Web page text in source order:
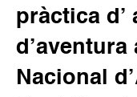
pràctica
d’aventura
Nacional